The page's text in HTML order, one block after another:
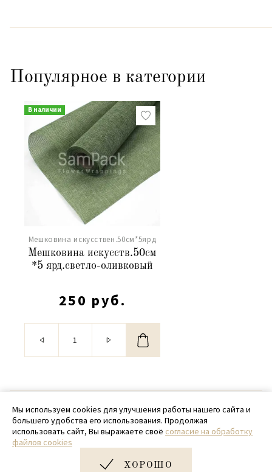
Популярное в категории
В наличии
Мешковина искусствен.50см*5ярд
Мешковина искусств.50см
*5 ярд.светло-оливковый
250 руб.
© 2020 - 2026 SamPack
+ 7 (918) 699-97-87
zakaz@sampack.store
Мы используем cookies для улучшения работы нашего сайта и
большего удобства его использования. Продолжая
использовать сайт, Вы выражаете своё согласие на обработку
файлов cookies
ХОРОШО